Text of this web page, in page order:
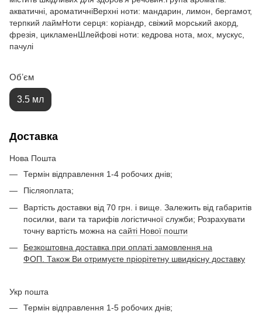
акватичні, ароматичніВерхні ноти: мандарин, лимон, бергамот,
терпкий лаймНоти серця: коріандр, свіжий морський акорд,
фрезія, цикламенШлейфові ноти: кедрова нота, мох, мускус,
пачулі
Обʼєм
3.5 мл
Доставка
Нова Пошта
Термін відправлення 1-4 робочих днів;
Післяоплата;
Вартість доставки від 70 грн. і вище. Залежить від габаритів
посилки, ваги та тарифів логістичної служби; Розрахувати
точну вартість можна на сайті Нової пошти
Безкоштовна доставка при оплаті замовлення на
ФОП. Також Ви отримуєте пріорітетну швидкісну доставку
Укр пошта
Термін відправлення 1-5 робочих днів;